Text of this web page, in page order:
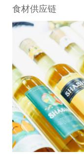
食材供应链